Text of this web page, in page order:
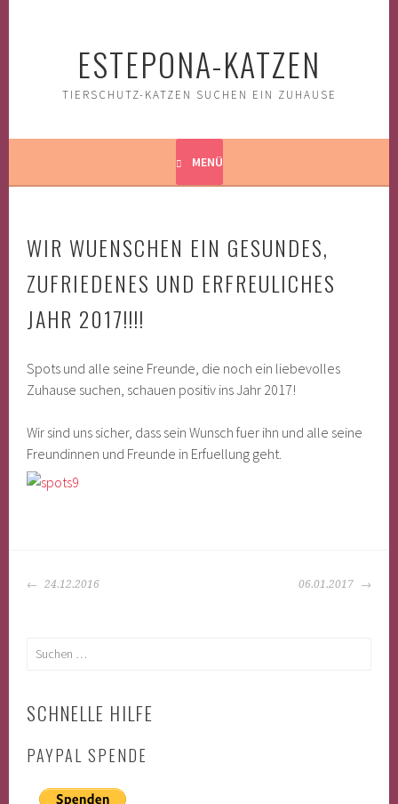
ESTEPONA-KATZEN
TIERSCHUTZ-KATZEN SUCHEN EIN ZUHAUSE
MENÜ
WIR WUENSCHEN EIN GESUNDES,
ZUFRIEDENES UND ERFREULICHES
JAHR 2017!!!!
Spots und alle seine Freunde, die noch ein liebevolles
Zuhause suchen, schauen positiv ins Jahr 2017!
Wir sind uns sicher, dass sein Wunsch fuer ihn und alle seine
Freundinnen und Freunde in Erfuellung geht.
BEITRAGS-
24.12.2016 06.01.2017
Suchen
SCHNELLE HILFE
PAYPAL SPENDE